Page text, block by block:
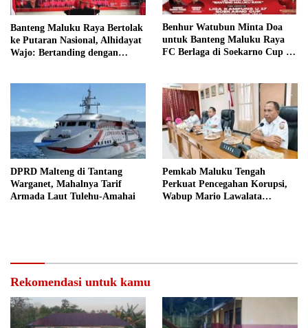
Banteng Maluku Raya Bertolak
ke Putaran Nasional, Alhidayat
Wajo: Bertanding dengan
Benhur Watubun Minta Doa
untuk Banteng Maluku Raya
FC Berlaga di Soekarno Cup U-
DPRD Malteng di Tantang
Warganet, Mahalnya Tarif
Armada Laut Tulehu-Amahai
Pemkab Maluku Tengah
Perkuat Pencegahan Korupsi,
Wabup Mario Lawalata
Rekomendasi untuk kamu